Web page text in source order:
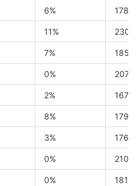
6% 178
11% 230
7% 185
0% 207
2% 167
8% 179
3% 176
0% 210
0% 181